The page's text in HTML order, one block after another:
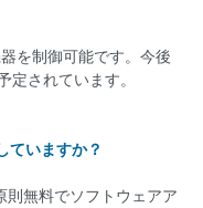
を制御可能です。今後
定されています。
ていますか？
則無料でソフトウェアア